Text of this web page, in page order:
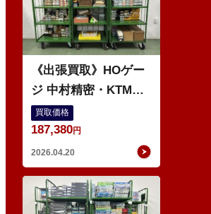
《出張買取》HOゲー
ジ 中村精密・KTM・
珊瑚模型 などの鉄道
模型 多数
買取価格
187,380円
2026.04.20